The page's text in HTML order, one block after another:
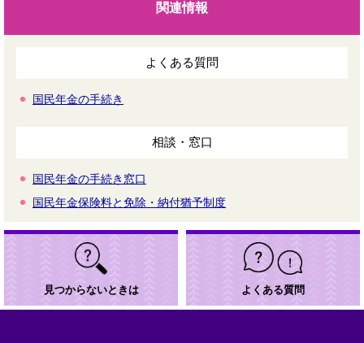
関連情報
よくある質問
国民年金の手続き
相談・窓口
国民年金の手続き窓口
国民年金保険料と免除・納付猶予制度
見つからないときは よくある質問